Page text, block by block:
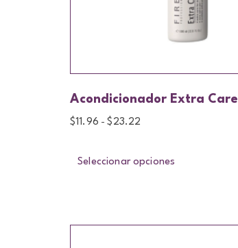
Acondicionador Extra Care
$11.96 - $ 23.22
Seleccionar opciones